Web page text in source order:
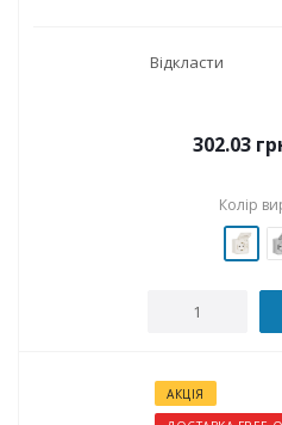
Відкласти
302.03
Колір
АКЦІЯ